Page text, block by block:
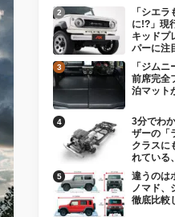
「シエ
に!?」現
キッドプ
パーに注
「ジム
前席完全
泊マット
3分でわ
ザーの「
クラスに
れている
違うのは
ノマド、
徹底比較